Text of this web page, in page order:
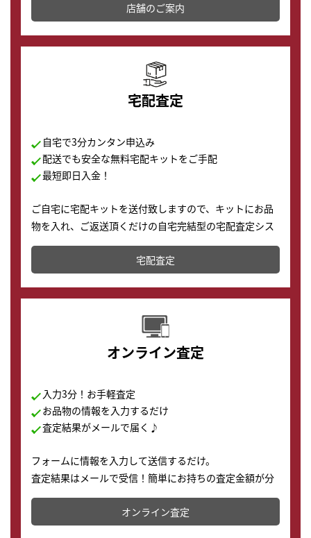
店舗を併設しており、下取りに出してお得に新しい時計
の購入もできます♪
店舗のご案内
宅配査定
自宅で3分カンタン申込み
配送でも安全な無料宅配キットをご手配
最短即日入金！
ご自宅に宅配キットを送付致しますので、キットにお品
物を入れ、ご返送頂くだけの自宅完結型の宅配査定シス
テムです。
配送でも簡単&安全に査定・買取に出すことが可能で
す。
宅配査定
オンライン査定
入力3分！お手軽査定
お品物の情報を入力するだけ
査定結果がメールで届く♪
フォームに情報を入力して送信するだけ。
査定結果はメールで受信！簡単にお持ちの査定金額が分
かります。
オンライン査定